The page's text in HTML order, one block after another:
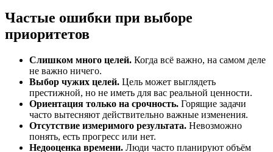
Частые ошибки при выборе
приоритетов
Слишком много целей. Когда всё важно, на самом деле
не важно ничего.
Выбор чужих целей. Цель может выглядеть
престижной, но не иметь для вас реальной ценности.
Ориентация только на срочность. Горящие задачи
часто вытесняют действительно важные изменения.
Отсутствие измеримого результата. Невозможно
понять, есть прогресс или нет.
Недооценка времени. Люди часто планируют объём